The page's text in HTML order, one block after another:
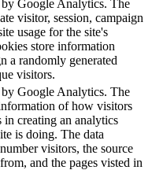
Google Analytics. The
visitor, session, campaign
usage for the site's
store information
a randomly generated
visitors.
Google Analytics. The
of how visitors
in creating an analytics
is doing. The data
visitors, the source
and the pages visted in